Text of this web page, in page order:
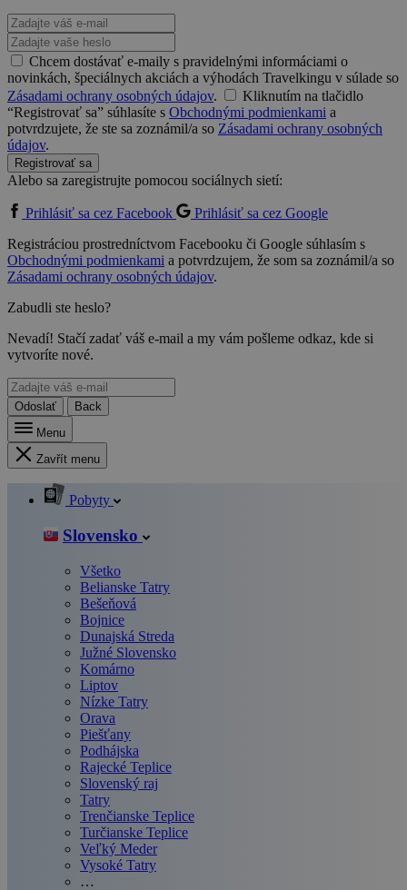
Chcem dostávať e-maily s pravidelnými informáciami o
novinkách, špeciálnych akciách a výhodách Travelkingu v súlade so
Zásadami ochrany osobných údajov.
Kliknutím na tlačidlo
“Registrovať sa” súhlasíte s Obchodnými podmienkami a
potvrdzujete, že ste sa zoznámil/a so Zásadami ochrany osobných
údajov.
Registrovať sa
Alebo sa zaregistrujte pomocou sociálnych sietí:
Prihlásiť sa cez Facebook
Prihlásiť sa cez Google
Registráciou prostredníctvom Facebooku či Google súhlasím s
Obchodnými podmienkami a potvrdzujem, že som sa zoznámil/a so
Zásadami ochrany osobných údajov.
Zabudli ste heslo?
Nevadí! Stačí zadať váš e-mail a my vám pošleme odkaz, kde si
vytvoríte nové.
Odoslať
Back
Menu
Zavřít menu
Pobyty
Slovensko
Všetko
Belianske Tatry
Bešeňová
Bojnice
Dunajská Streda
Južné Slovensko
Komárno
Liptov
Nízke Tatry
Orava
Piešťany
Podhájska
Rajecké Teplice
Slovenský raj
Tatry
Trenčianske Teplice
Turčianske Teplice
Veľký Meder
Vysoké Tatry
…